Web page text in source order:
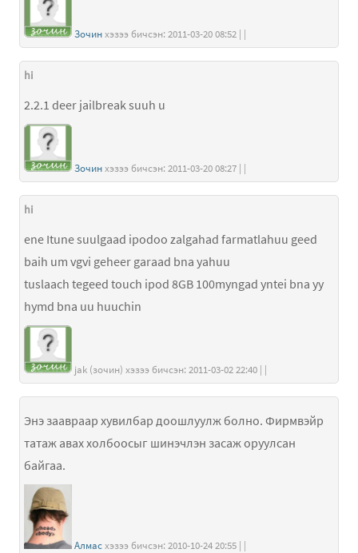
Зочин хэзээ бичсэн: 2011-03-20 08:52 | |
hi
2.2.1 deer jailbreak suuh u
Зочин хэзээ бичсэн: 2011-03-20 08:27 | |
hi
ene Itune suulgaad ipodoo zalgahad farmatlahuu geed
baih um vgvi geheer garaad bna yahuu
tuslaach tegeed touch ipod 8GB 100myngad yntei bna yy
hymd bna uu huuchin
jak (зочин) хэзээ бичсэн: 2011-03-02 22:40 | |
Энэ заавраар хувилбар доошлуулж болно. Фирмвэйр
татаж авах холбоосыг шинэчлэн засаж оруулсан
байгаа.
Алмас хэзээ бичсэн: 2010-10-24 20:55 | |